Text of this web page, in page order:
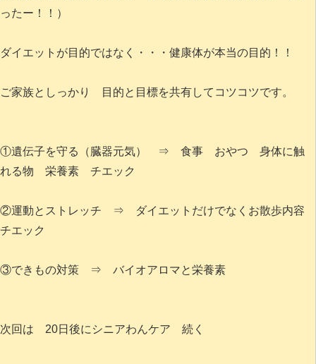
ったー！！）
ダイエットが目的ではなく・・・健康体が本当の目的！！
ご家族としっかり 目的と目標を共有してコツコツです。
①遺伝子を守る（臓器元気） ⇒ 食事 おやつ 身体に触
れる物 栄養素 チエック
②運動とストレッチ ⇒ ダイエットだけでなくお散歩内容
チエック
③できもの対策 ⇒ バイオアロマと栄養素
次回は 20日後にシニアわんケア 続く